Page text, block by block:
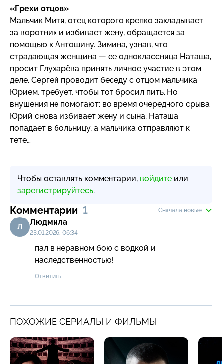
«Грехи отцов»
Мальчик Митя, отец которого крепко закладывает
за воротник и избивает жену, обращается за
помощью к Антошину. Зимина, узнав, что
страдающая женщина — ее одноклассница Наташа,
просит Глухарёва принять личное участие в этом
деле. Сергей проводит беседу с отцом мальчика
Юрием, требует, чтобы тот бросил пить. Но
внушения не помогают: во время очередного срыва
Юрий снова избивает жену и сына. Наташа
попадает в больницу, а мальчика отправляют к
тете…
Чтобы оставлять комментарии, войдите или
зарегистрируйтесь.
Комментарии 1 Сначала новые
Л Людмила
23.01.2026, 06:34
пал в неравном бою с водкой и
наследственностью!
Ответить
ПОХОЖИЕ СЕРИАЛЫ И ФИЛЬМЫ